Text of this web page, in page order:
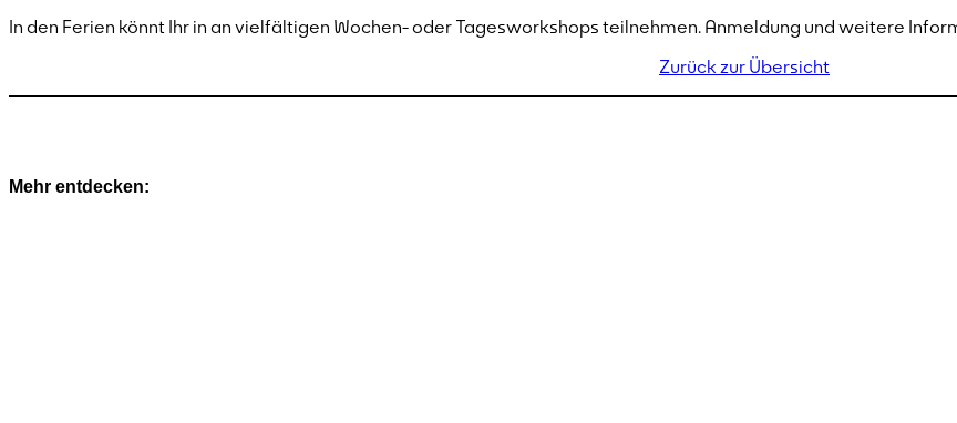
In den Ferien könnt Ihr in an vielfältigen Wochen- oder Tagesworkshops teilnehmen. Anmeldung und weitere
Zurück zur Übersicht
Mehr entdecken: